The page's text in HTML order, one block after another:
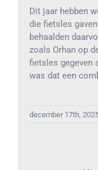
Dit jaar hebben
die fietsles
behaalden
zoals Orhan op
fietsles gegeven
was dat een
december 17th,